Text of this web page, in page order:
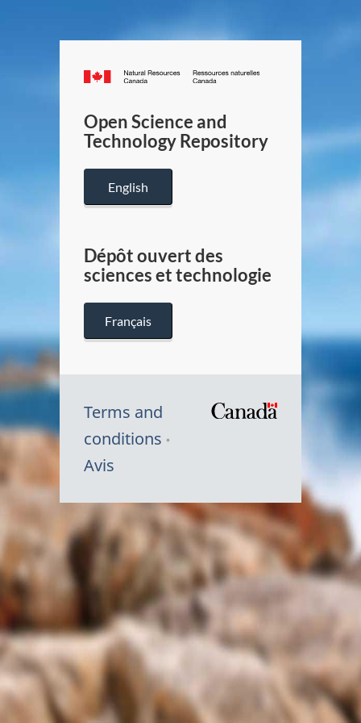
Canada.ca
/
Canada
Open Science and
Technology Repository
English
Dépôt ouvert des
sciences et technologie
Français
Terms and
conditions
Avis
Symbole
du
Canada